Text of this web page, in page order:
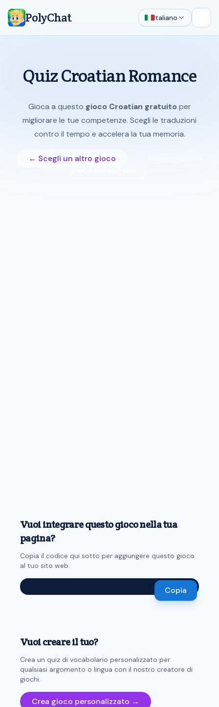
PolyChat Italiano
Quiz Croatian Romance
Gioca a questo gioco Croatian gratuito per
migliorare le tue competenze. Scegli le traduzioni
contro il tempo e accelera la tua memoria.
← Scegli un altro gioco
Vuoi integrare questo gioco nella tua
pagina?
Copia il codice qui sotto per aggiungere questo gioco
al tuo sito web.
Copia
Vuoi creare il tuo?
Crea un quiz di vocabolario personalizzato per
qualsiasi argomento o lingua con il nostro creatore di
giochi.
Crea gioco personalizzato →